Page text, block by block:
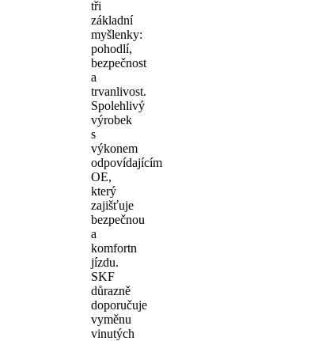
tři
základní
myšlenky:
pohodlí,
bezpečnost
a
trvanlivost.
Spolehlivý
výrobek
s
výkonem
odpovídajícím
OE,
který
zajišťuje
bezpečnou
a
komfortn
jízdu.
SKF
důrazně
doporučuje
vyměnu
vinutých